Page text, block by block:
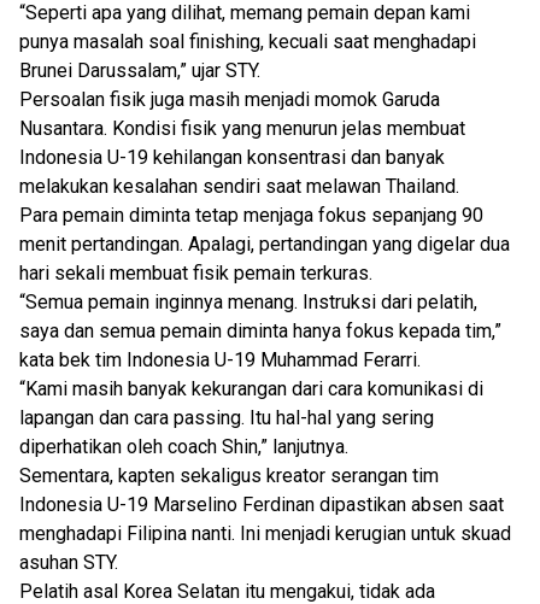
“Seperti apa yang dilihat, memang pemain depan kami
punya masalah soal finishing, kecuali saat menghadapi
Brunei Darussalam,” ujar STY.
Persoalan fisik juga masih menjadi momok Garuda
Nusantara. Kondisi fisik yang menurun jelas membuat
Indonesia U-19 kehilangan konsentrasi dan banyak
melakukan kesalahan sendiri saat melawan Thailand.
Para pemain diminta tetap menjaga fokus sepanjang 90
menit pertandingan. Apalagi, pertandingan yang digelar dua
hari sekali membuat fisik pemain terkuras.
“Semua pemain inginnya menang. Instruksi dari pelatih,
saya dan semua pemain diminta hanya fokus kepada tim,”
kata bek tim Indonesia U-19 Muhammad Ferarri.
“Kami masih banyak kekurangan dari cara komunikasi di
lapangan dan cara passing. Itu hal-hal yang sering
diperhatikan oleh coach Shin,” lanjutnya.
Sementara, kapten sekaligus kreator serangan tim
Indonesia U-19 Marselino Ferdinan dipastikan absen saat
menghadapi Filipina nanti. Ini menjadi kerugian untuk skuad
asuhan STY.
Pelatih asal Korea Selatan itu mengakui, tidak ada